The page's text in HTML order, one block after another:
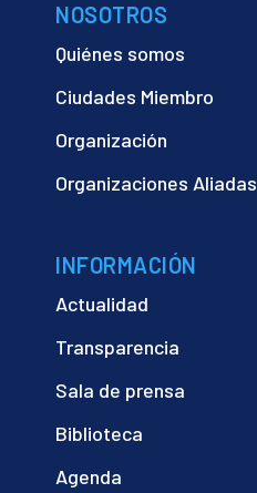
NOSOTROS
Quiénes somos
Ciudades Miembro
Organización
Organizaciones Aliadas
INFORMACIÓN
Actualidad
Transparencia
Sala de prensa
Biblioteca
Agenda